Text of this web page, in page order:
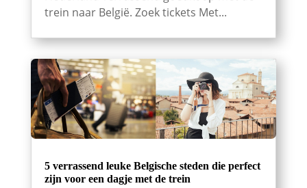
trein naar België. Zoek tickets Met...
5 verrassend leuke Belgische steden die perfect
zijn voor een dagje met de trein